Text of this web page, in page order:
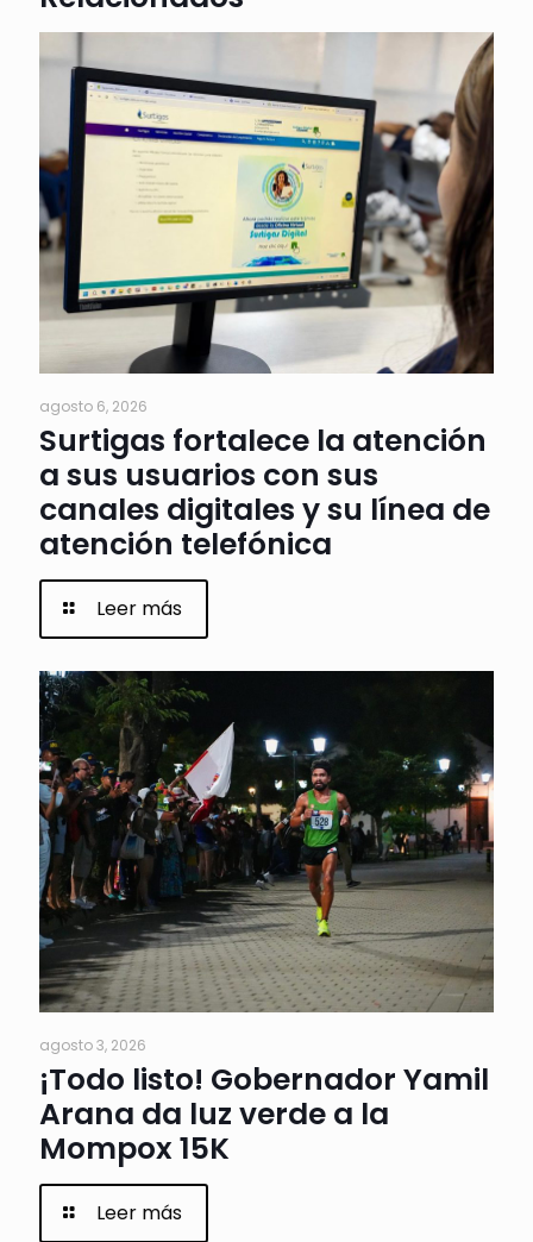
agosto 6, 2026
Surtigas fortalece la atención
a sus usuarios con sus
canales digitales y su línea de
atención telefónica
Leer más
agosto 3, 2026
¡Todo listo! Gobernador Yamil
Arana da luz verde a la
Mompox 15K
Leer más